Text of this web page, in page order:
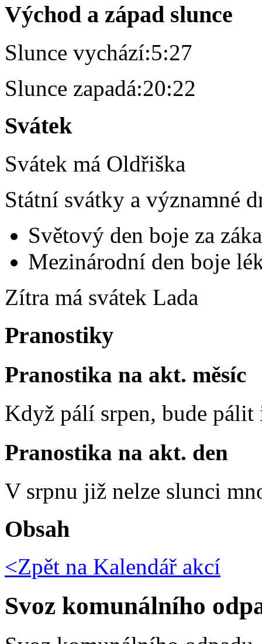
Východ a západ slunce
Slunce vychází:5:27
Slunce zapadá:20:22
Svátek
Svátek má Oldřiška
Státní svátky a významné
Světový den boje za
Mezinárodní den boje
Zítra má svátek Lada
Pranostiky
Pranostika na akt. měsíc
Když pálí srpen, bude
Pranostika na akt. den
V srpnu již nelze slunci
Obsah
<Zpět na Kalendář akcí
Svoz komunálního